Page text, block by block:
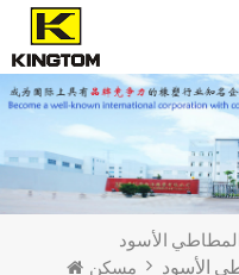
الأسود
مسكن
الأسود